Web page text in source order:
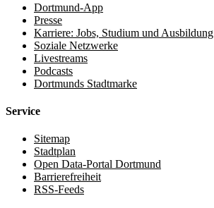
Dortmund-App
Presse
Karriere: Jobs, Studium und Ausbildung
Soziale Netzwerke
Livestreams
Podcasts
Dortmunds Stadtmarke
Service
Sitemap
Stadtplan
Open Data-Portal Dortmund
Barrierefreiheit
RSS-Feeds